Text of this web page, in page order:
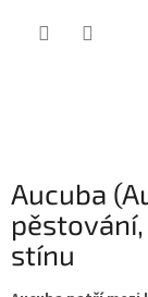
Aucuba
stínu